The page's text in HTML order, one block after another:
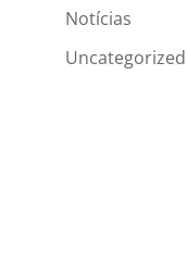
Notícias
Uncategorized